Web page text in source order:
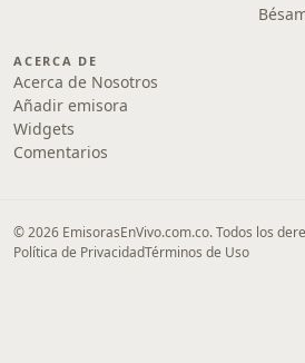
ACERCA DE
Acerca de Nosotros
Añadir emisora
Widgets
Comentarios
© 2026 EmisorasEnVivo.com.co. Todos los
Política de PrivacidadTérminos de Uso